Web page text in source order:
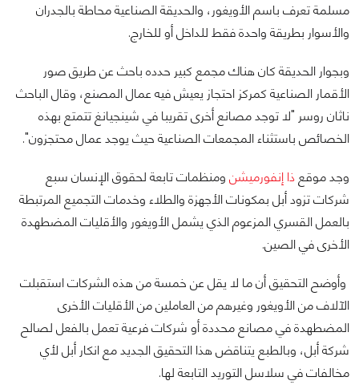
مسلمة تعرف باسم الأويغور، والحديقة الصناعية محاطة بالجدران
والأسوار بطريقة واحدة فقط للداخل أو للخارج.
وبجوار الحديقة كان هناك مجمع كبير حدده باحث عن طريق صور
الأقمار الصناعية كمركز احتجاز يعيش فيه عمال المصنع، وقال الباحث
ناثان روسر "لا توجد مصانع أخرى تقريبا في شينجيانغ تتمتع بهذه
الخصائص باستثناء المجمعات الصناعية حيث يوجد عمال محتجزون".
وجد موقع ذا إنفورميشن ومنظمات تابعة لحقوق الإنسان سبع
شركات تزود أبل بمكونات الأجهزة والطلاء وخدمات التجميع المرتبطة
بالعمل القسري المزعوم الذي يشمل الأويغور والأقليات المضطهدة
الأخرى في الصين.
وأوضح التحقيق أن ما لا يقل عن خمسة من هذه الشركات استقبلت
الآلاف من الأويغور وغيرهم من العاملين من الأقليات الأخرى
المضطهدة في مصانع محددة أو شركات فرعية تعمل بالفعل لصالح
شركة أبل، وبالطبع يتناقض هذا التحقيق الجديد مع انكار أبل لأي
مخالفات في سلاسل التوريد التابعة لها.